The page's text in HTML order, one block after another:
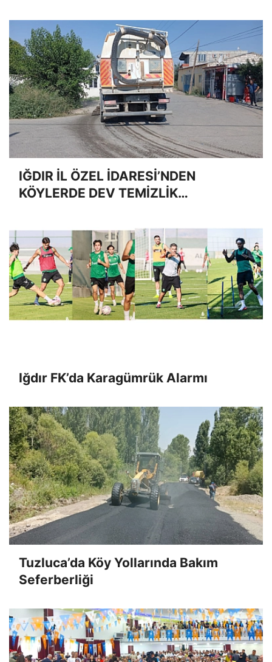
"TAKİPÇİSİ OLACAĞIM" SÖZü
IĞDIR İL ÖZEL İDARESİ’NDEN
KÖYLERDE DEV TEMİZLİK
YAŞANABİLİR BİR İĞDIR İÇİN
SAHADAYIZ"
Iğdır FK’da Karagümrük Alarmı
Tuzluca’da Köy Yollarında Bakım
Seferberliği